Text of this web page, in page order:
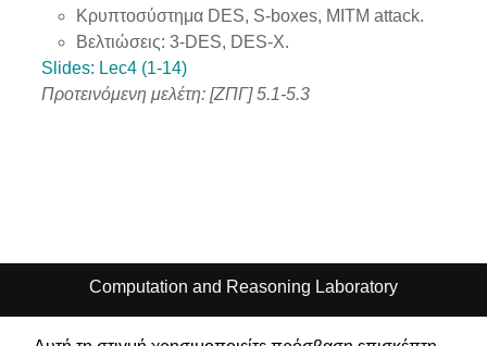
Κρυπτοσύστημα DES, S-boxes, MITM attack.
Βελτιώσεις: 3-DES, DES-X.
Slides: Lec4 (1-14)
Προτεινόμενη μελέτη: [ΖΠΓ] 5.1-5.3
Computation and Reasoning Laboratory